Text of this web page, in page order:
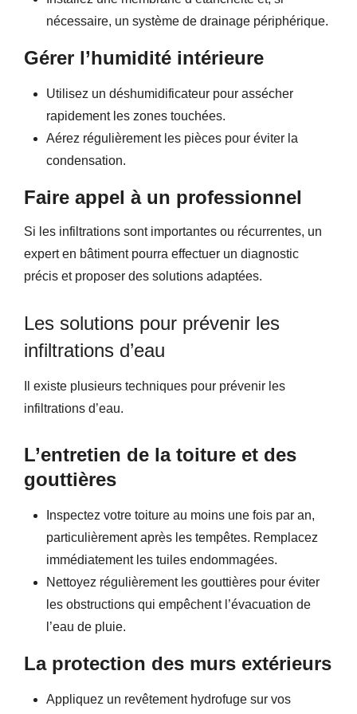
nécessaire, un système de drainage périphérique.
Gérer l’humidité intérieure
Utilisez un déshumidificateur pour assécher
rapidement les zones touchées.
Aérez régulièrement les pièces pour éviter la
condensation.
Faire appel à un professionnel
Si les infiltrations sont importantes ou récurrentes, un
expert en bâtiment pourra effectuer un diagnostic
précis et proposer des solutions adaptées.
Les solutions pour prévenir les
infiltrations d’eau
Il existe plusieurs techniques pour prévenir les
infiltrations d’eau.
L’entretien de la toiture et des
gouttières
Inspectez votre toiture au moins une fois par an,
particulièrement après les tempêtes. Remplacez
immédiatement les tuiles endommagées.
Nettoyez régulièrement les gouttières pour éviter
les obstructions qui empêchent l’évacuation de
l’eau de pluie.
La protection des murs extérieurs
Appliquez un revêtement hydrofuge sur vos